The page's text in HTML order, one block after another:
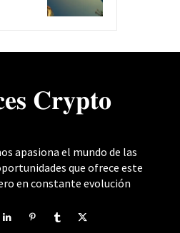
𝐂𝐫𝐲𝐩𝐭𝐨
apasiona el mundo de las
que ofrece este
en constante evolución